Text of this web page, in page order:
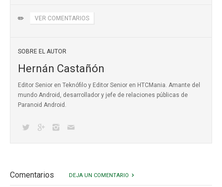
✏️ VER COMENTARIOS
SOBRE EL AUTOR
Hernán Castañón
Editor Senior en Teknófilo y Editor Senior en HTCMania. Amante del
mundo Android, desarrollador y jefe de relaciones públicas de
Paranoid Android.
Comentarios DEJA UN COMENTARIO